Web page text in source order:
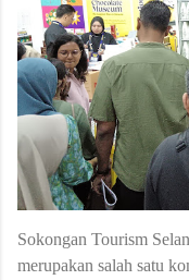
Sokongan Tourism
merupakan salah satu